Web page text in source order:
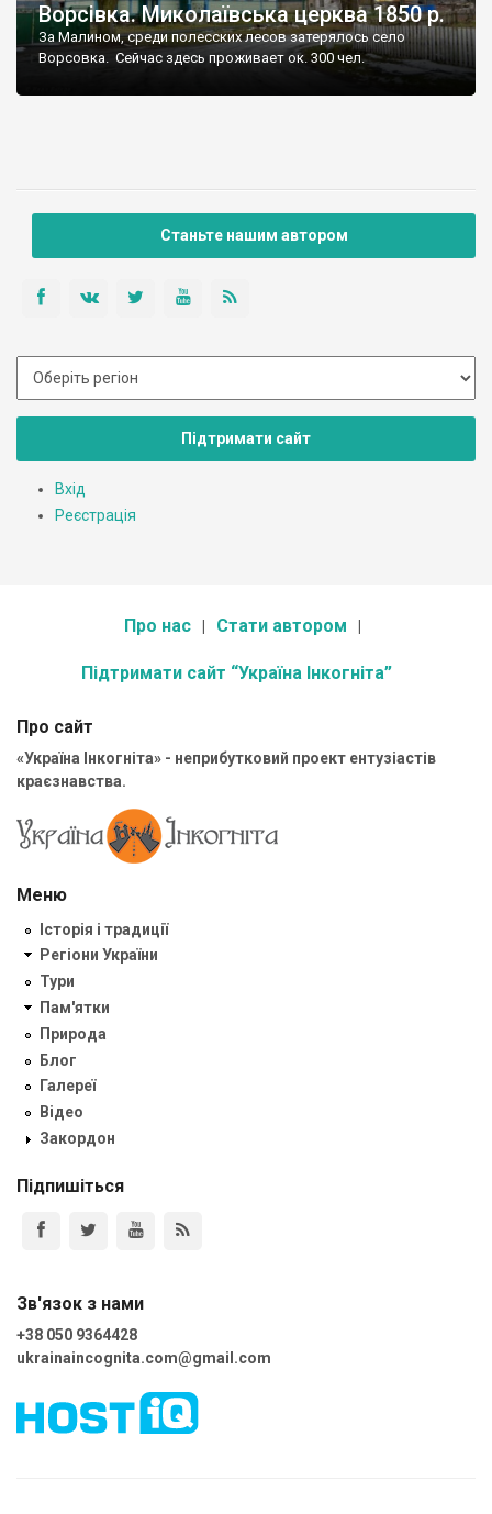
Ворсівка. Миколаївська церква 1850 р.
За Малином, среди полесских лесов затерялось село
Ворсовка. Сейчас здесь проживает ок. 300 чел.
Станьте нашим автором
Підтримати сайт
Вхід
Реєстрація
Про нас Стати автором
Підтримати сайт “Україна Інкогніта”
Про сайт
«Україна Інкогніта» - неприбутковий проект ентузіастів
краєзнавства.
Меню
Історія і традиції
Регіони України
Тури
Пам'ятки
Природа
Блог
Галереї
Відео
Закордон
Підпишіться
Зв'язок з нами
+38 050 9364428
ukrainaincognita.com@gmail.com